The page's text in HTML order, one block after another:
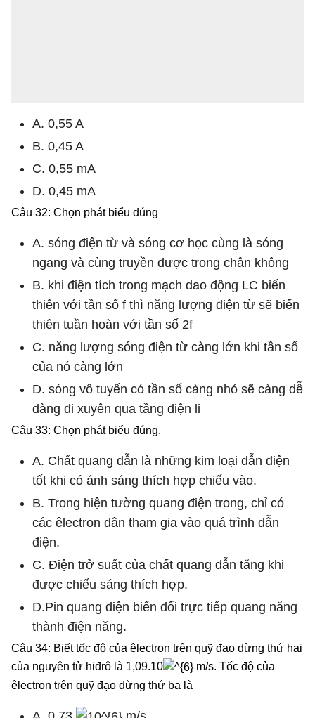
A. 0,55 A
B. 0,45 A
C. 0,55 mA
D. 0,45 mA
Câu 32: Chọn phát biểu đúng
A. sóng điện từ và sóng cơ học cùng là sóng
ngang và cùng truyền được trong chân không
B. khi điện tích trong mạch dao động LC biến
thiên với tần số f thì năng lượng điện từ sẽ biến
thiên tuần hoàn với tần số 2f
C. năng lượng sóng điện từ càng lớn khi tần số
của nó càng lớn
D. sóng vô tuyến có tần số càng nhỏ sẽ càng dễ
dàng đi xuyên qua tầng điện li
Câu 33: Chọn phát biểu đúng.
A. Chất quang dẫn là những kim loại dẫn điện
tốt khi có ánh sáng thích hợp chiếu vào.
B. Trong hiện tường quang điện trong, chỉ có
các êlectron dân tham gia vào quá trình dẫn
điện.
C. Điện trở suất của chất quang dẫn tăng khi
được chiếu sáng thích hợp.
D.Pin quang điện biến đổi trực tiếp quang năng
thành điện năng.
Câu 34: Biết tốc độ của êlectron trên quỹ đạo dừng thứ hai
của nguyên tử hiđrô là 1,09.10
m/s. Tốc độ của
êlectron trên quỹ đạo dừng thứ ba là